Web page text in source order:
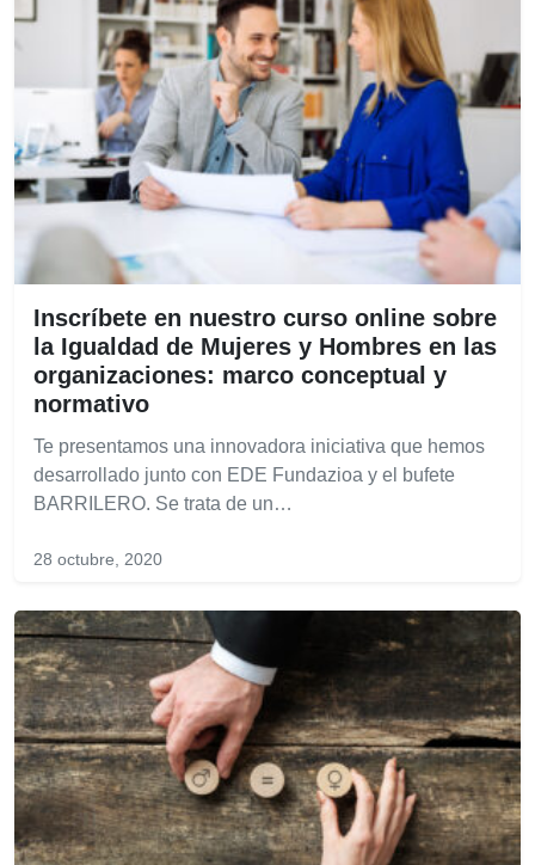
Inscríbete en nuestro curso online sobre
la Igualdad de Mujeres y Hombres en las
organizaciones: marco conceptual y
normativo
Te presentamos una innovadora iniciativa que hemos
desarrollado junto con EDE Fundazioa y el bufete
BARRILERO. Se trata de un…
28 octubre, 2020